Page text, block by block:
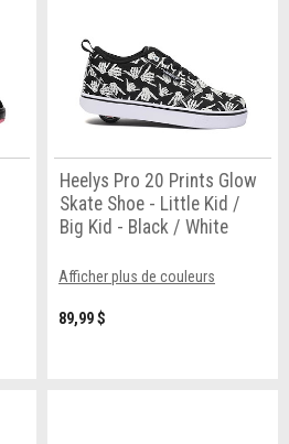
Heelys Pro 20 Prints Glow
Skate Shoe - Little Kid /
Big Kid - Black / White
Afficher plus de couleurs
89,99 $